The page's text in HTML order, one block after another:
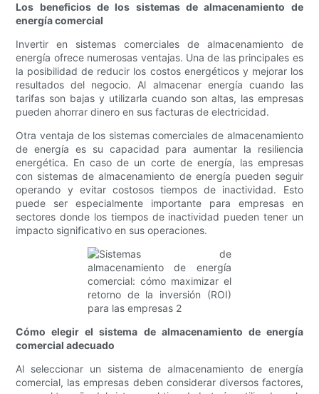
Los beneficios de los sistemas de almacenamiento de
energía comercial
Invertir en sistemas comerciales de almacenamiento de
energía ofrece numerosas ventajas. Una de las principales es
la posibilidad de reducir los costos energéticos y mejorar los
resultados del negocio. Al almacenar energía cuando las
tarifas son bajas y utilizarla cuando son altas, las empresas
pueden ahorrar dinero en sus facturas de electricidad.
Otra ventaja de los sistemas comerciales de almacenamiento
de energía es su capacidad para aumentar la resiliencia
energética. En caso de un corte de energía, las empresas
con sistemas de almacenamiento de energía pueden seguir
operando y evitar costosos tiempos de inactividad. Esto
puede ser especialmente importante para empresas en
sectores donde los tiempos de inactividad pueden tener un
impacto significativo en sus operaciones.
Cómo elegir el sistema de almacenamiento de energía
comercial adecuado
Al seleccionar un sistema de almacenamiento de energía
comercial, las empresas deben considerar diversos factores,